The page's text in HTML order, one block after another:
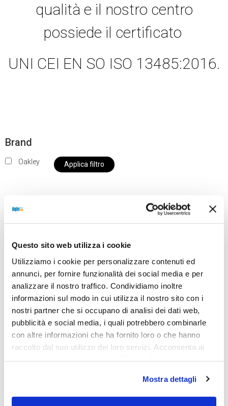
Questo sito web utilizza i cookie
Utilizziamo i cookie per personalizzare contenuti ed
annunci, per fornire funzionalità dei social media e per
analizzare il nostro traffico. Condividiamo inoltre
informazioni sul modo in cui utilizza il nostro sito con i
nostri partner che si occupano di analisi dei dati web,
pubblicità e social media, i quali potrebbero combinarle
con altre informazioni che ha fornito loro o che hanno
raccolto dal suo utilizzo dei loro servizi. Acconsenta ai
Mostra dettagli
qualità e il nostro centro
possiede il certificato
UNI CEI EN SO ISO 13485:2016.
Brand
Oakley Applica filtro
Al momento siamo chiusi per ferie e i prodotti del
spedizione fino al giorno 31 agosto. BUONE FERIE
da OTTICA DIOPTER
Showing the single result